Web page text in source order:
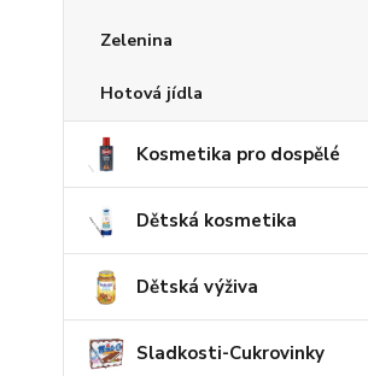
Zelenina
Hotová jídla
Kosmetika pro dospělé
Dětská kosmetika
Dětská výživa
Sladkosti-Cukrovinky